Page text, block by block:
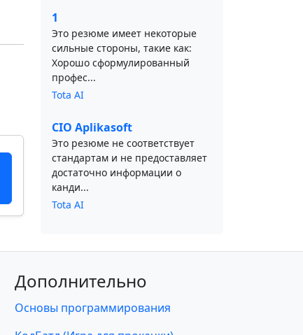
1
Это резюме имеет некоторые
сильные стороны, такие как:
Хорошо сформулированный
профес...
Tota AI
CIO Aplikasoft
Это резюме не соответствует
стандартам и не предоставляет
достаточно информации о
канди...
Tota AI
Дополнительно
Основы программирования